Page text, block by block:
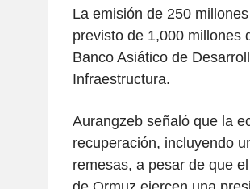
La emisión de 250
previsto de 1,000 millones
Banco Asiático de
Infraestructura.
Aurangzeb señaló que la
recuperación, incluyendo
remesas, a pesar de que